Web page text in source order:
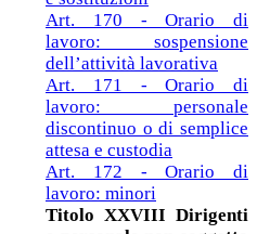
Art. 170 - Orario di
lavoro: sospensione
dell’attività lavorativa
Art. 171 - Orario di
lavoro: personale
discontinuo o di semplice
attesa e custodia
Art. 172 - Orario di
lavoro: minori
Titolo XXVIII Dirigenti